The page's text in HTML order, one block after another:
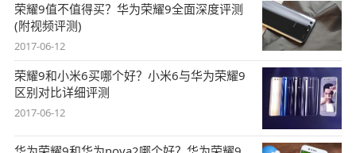
荣耀9值不值得买？华为荣耀9全面深度评测
(附视频评测)
2017-06-12
荣耀9和小米6买哪个好？小米6与华为荣耀9
区别对比详细评测
2017-06-12